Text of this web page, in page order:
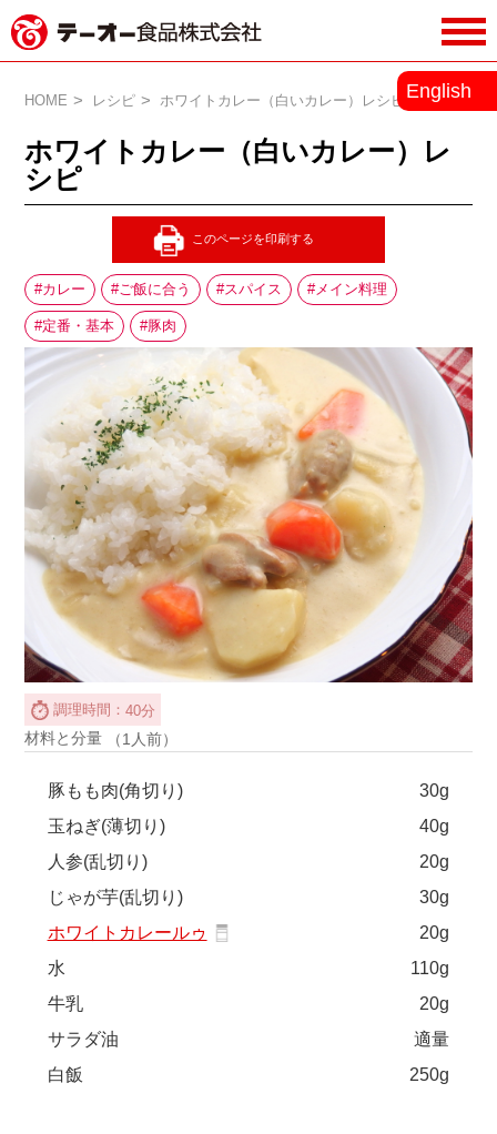
ー食品株式会社
English
HOME レシピ ホワイトカレー（白いカレー）レシピ
ホワイトカレー（白いカレー）レ
シピ
カレー ご飯に合う スパイス メイン料理
定番・基本 豚肉
調理時間：40分
材料と分量 （1人前）
豚もも肉(角切り)
30g
玉ねぎ(薄切り)
40g
人参(乱切り)
20g
じゃが芋(乱切り)
30g
ホワイトカレールゥ
20g
水
110g
牛乳
20g
サラダ油
適量
白飯
250g